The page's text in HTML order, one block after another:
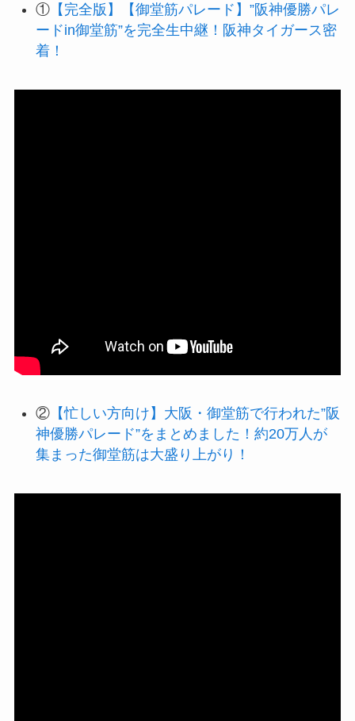
①【完全版】【御堂筋パレード】”阪神優勝パレ
ードin御堂筋”を完全生中継！阪神タイガース密
着！
②【忙しい方向け】大阪・御堂筋で行われた”阪
神優勝パレード”をまとめました！約20万人が
集まった御堂筋は大盛り上がり！